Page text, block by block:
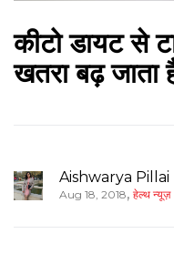
कीटो डायट से
खतरा बढ़ जाता
Aishwarya Pillai
Aug 18, 2018, हेल्थ न्यूज़